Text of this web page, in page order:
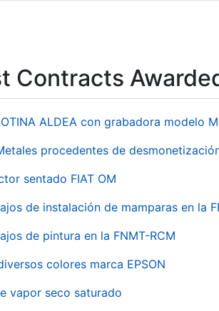
Contracts
ALDEA con grabadora modelo
procedentes de
sentado FIAT OM
de instalación de mamparas en la
de pintura en la FNMT-RCM
colores marca EPSON
vapor seco saturado